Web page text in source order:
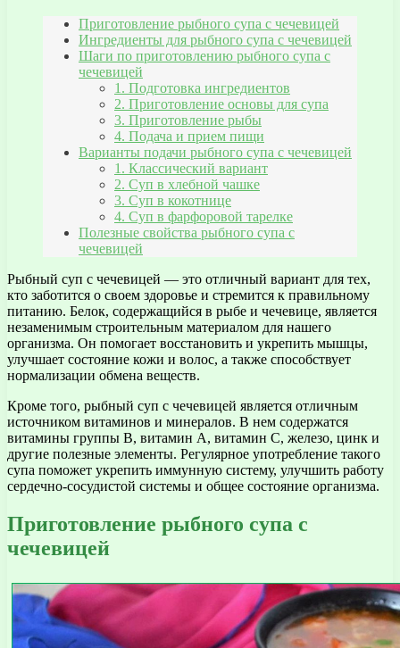
Приготовление рыбного супа с чечевицей
Ингредиенты для рыбного супа с чечевицей
Шаги по приготовлению рыбного супа с
чечевицей
1. Подготовка ингредиентов
2. Приготовление основы для супа
3. Приготовление рыбы
4. Подача и прием пищи
Варианты подачи рыбного супа с чечевицей
1. Классический вариант
2. Суп в хлебной чашке
3. Суп в кокотнице
4. Суп в фарфоровой тарелке
Полезные свойства рыбного супа с
чечевицей
Рыбный суп с чечевицей — это отличный вариант для тех,
кто заботится о своем здоровье и стремится к правильному
питанию. Белок, содержащийся в рыбе и чечевице, является
незаменимым строительным материалом для нашего
организма. Он помогает восстановить и укрепить мышцы,
улучшает состояние кожи и волос, а также способствует
нормализации обмена веществ.
Кроме того, рыбный суп с чечевицей является отличным
источником витаминов и минералов. В нем содержатся
витамины группы В, витамин А, витамин С, железо, цинк и
другие полезные элементы. Регулярное употребление такого
супа поможет укрепить иммунную систему, улучшить работу
сердечно-сосудистой системы и общее состояние организма.
Приготовление рыбного супа с
чечевицей